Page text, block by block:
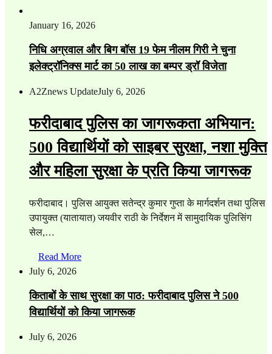
January 16, 2026
निधि अग्रवाल और बिग बॉस 19 फेम नीलम गिरी ने चुना
इलेक्ट्रॉनिक्स मार्ट का 50 लाख का बम्पर ड्रॉ विजेता
A2Znews UpdateJuly 6, 2026
फरीदाबाद पुलिस का जागरूकता अभियान:
500 विद्यार्थियों को साइबर सुरक्षा, नशा मुक्ति
और महिला सुरक्षा के प्रति किया जागरूक
फरीदाबाद। पुलिस आयुक्त सतेन्द्र कुमार गुप्ता के मार्गदर्शन तथा पुलिस
उपायुक्त (यातायात) जयवीर राठी के निर्देशन में सामुदायिक पुलिसिंग
सेल,…
Read More
July 6, 2026
किताबों के साथ सुरक्षा का पाठ: फरीदाबाद पुलिस ने 500
विद्यार्थियों को किया जागरूक
July 6, 2026